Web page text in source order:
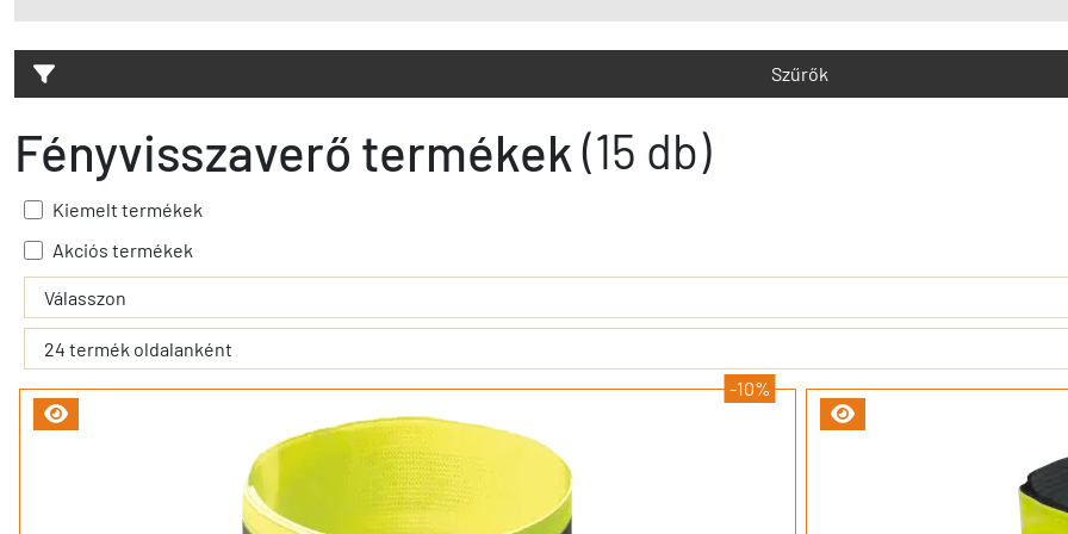
Szűrők
Fényvisszaverő termékek (15 db)
Kiemelt termékek
Akciós termékek
- - filter_submit - -
-10%